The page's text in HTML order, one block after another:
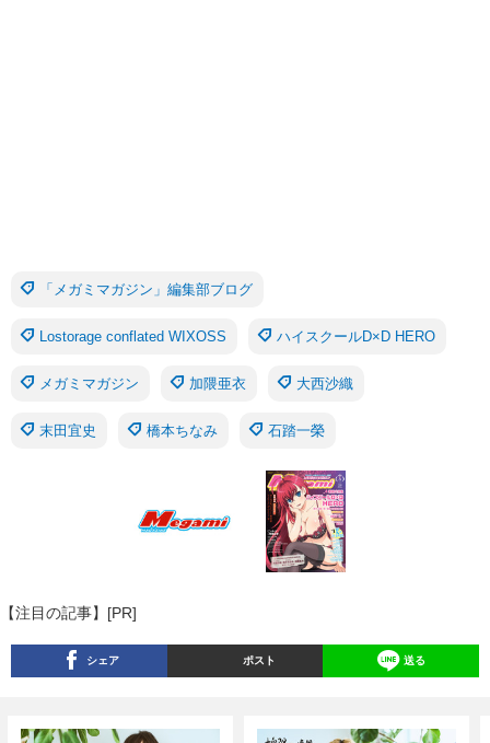
「メガミマガジン」編集部ブログ
Lostorage conflated WIXOSS ハイスクールD×D HERO
メガミマガジン 加隈亜衣 大西沙織
末田宜史 橋本ちなみ 石踏一榮
【注目の記事】[PR]
シェア ポスト 送る